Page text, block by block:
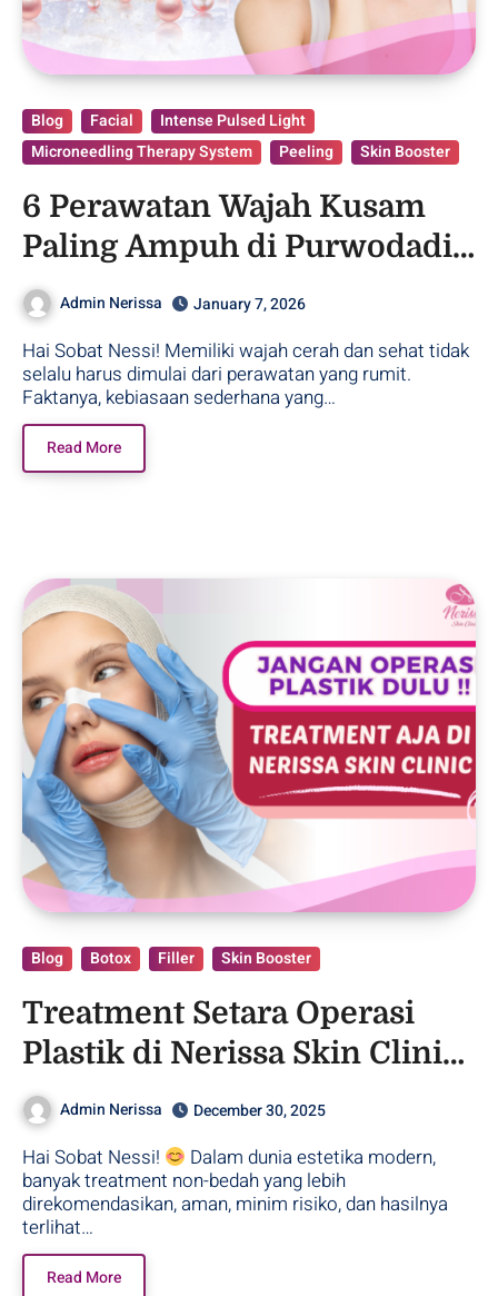
Blog Facial
Intense Pulsed Light
Microneedling Therapy System
Peeling Skin Booster
6 Perawatan Wajah Kusam
Paling Ampuh di Purwodadi,
Grobogan
Admin Nerissa January 7, 2026
Hai Sobat Nessi! Memiliki wajah cerah dan sehat tidak
selalu harus dimulai dari perawatan yang rumit.
Faktanya, kebiasaan sederhana yang…
Read More
Blog Botox Filler Skin Booster
Treatment Setara Operasi
Plastik di Nerissa Skin Clinic
Purwodadi!
Admin Nerissa December 30, 2025
Hai Sobat Nessi!
Dalam dunia estetika modern,
banyak treatment non-bedah yang lebih
direkomendasikan, aman, minim risiko, dan hasilnya
terlihat…
Read More